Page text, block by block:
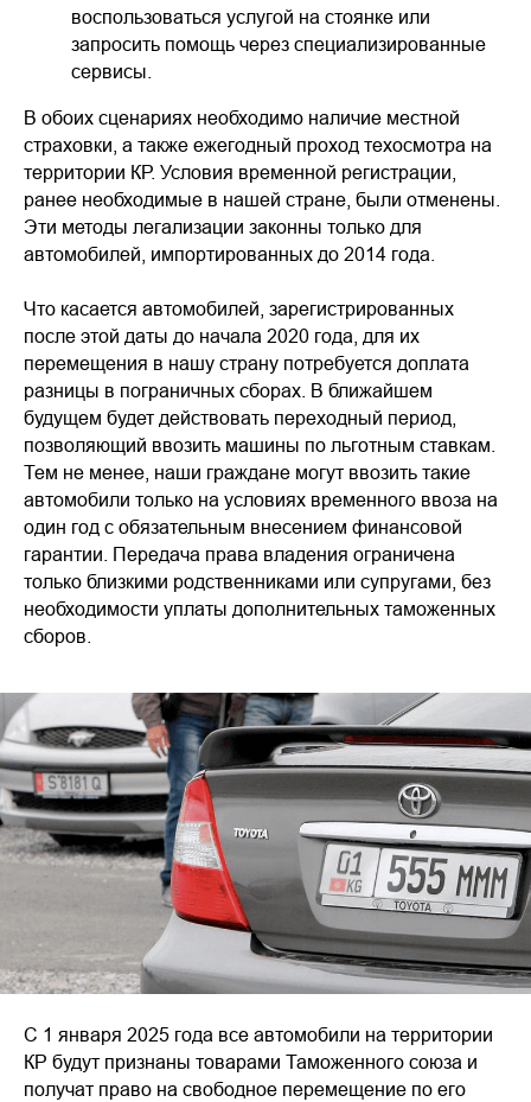
воспользоваться услугой на стоянке или
запросить помощь через специализированные
сервисы.
В обоих сценариях необходимо наличие местной
страховки, а также ежегодный проход техосмотра на
территории КР. Условия временной регистрации,
ранее необходимые в нашей стране, были отменены.
Эти методы легализации законны только для
автомобилей, импортированных до 2014 года.
Что касается автомобилей, зарегистрированных
после этой даты до начала 2020 года, для их
перемещения в нашу страну потребуется доплата
разницы в пограничных сборах. В ближайшем
будущем будет действовать переходный период,
позволяющий ввозить машины по льготным ставкам.
Тем не менее, наши граждане могут ввозить такие
автомобили только на условиях временного ввоза на
один год с обязательным внесением финансовой
гарантии. Передача права владения ограничена
только близкими родственниками или супругами, без
необходимости уплаты дополнительных таможенных
сборов.
С 1 января 2025 года все автомобили на территории
КР будут признаны товарами Таможенного союза и
получат право на свободное перемещение по его